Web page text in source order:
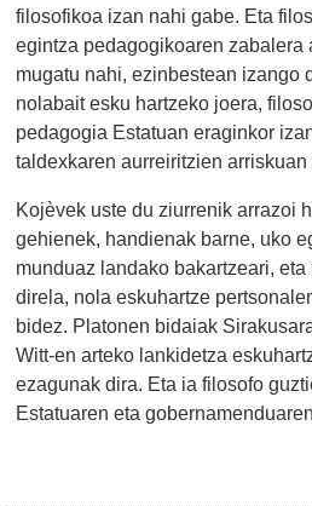
filosofikoa izan nahi gabe. Eta
egintza pedagogikoaren zabalera
mugatu nahi, ezinbestean izango
nolabait esku hartzeko joera,
pedagogia Estatuan eraginkor
taldexkaren aurreiritzien arriskuan
Kojèvek uste du ziurrenik arrazoi
gehienek, handienak barne, uko
munduaz landako bakartzeari,
direla, nola eskuhartze
bidez. Platonen bidaiak
Witt-en arteko lankidetza
ezagunak dira. Eta ia filosofo
Estatuaren eta